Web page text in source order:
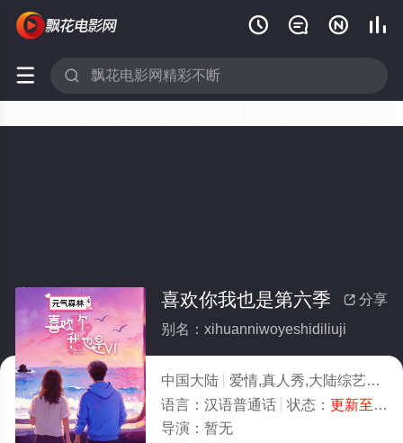
   
 
 分享
喜欢你我也是第六季
别名：xihuanniwoyeshidiliuji
中国大陆 爱情,真人秀,大陆综艺
语言： 汉语普通话 状态： 更新至20260807期
导演： 暂无